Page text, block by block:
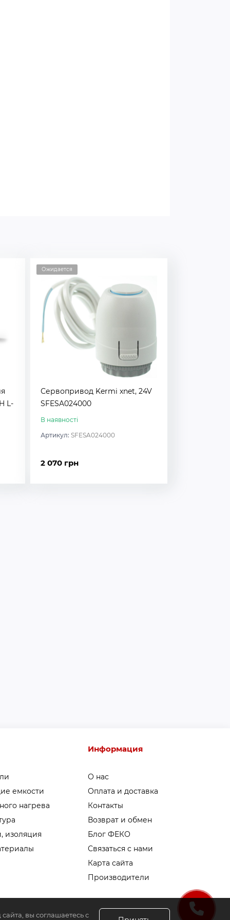
L-
Ожидается
Сервопривод Kermi xnet, 24V
SFESA024000
В наявності
Артикул: SFESA024000
2 070 грн
емкости
нагрева
изоляция
Информация
О нас
Оплата и доставка
Контакты
Возврат и обмен
Блог ФЕКО
Связаться с нами
Карта сайта
Производители
вы соглашаетесь с